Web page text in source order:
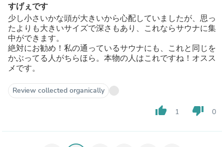
すげぇです
少し小さいかな頭が大きいから心配していましたが、思っ
たよりも大きいサイズで深さもあり、これならサウナに集
中ができます。
絶対にお勧め！私の通っているサウナにも、これと同じを
かぶってる人がちらほら。本物の人はこれですね！オスス
メです。
Review collected organically
thumb_up 1 thumb_down 0